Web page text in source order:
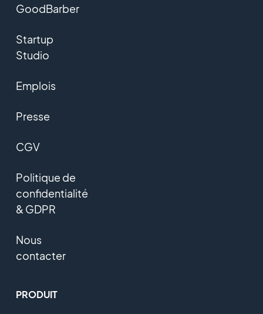
GoodBarber
Startup
Studio
Emplois
Presse
CGV
Politique de
confidentialité
& GDPR
Nous
contacter
PRODUIT